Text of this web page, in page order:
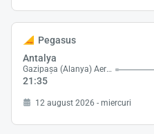
Pegasus
Antalya
Gazipaşa (Alanya) Aeroport
21:35
12 august 2026 - miercuri